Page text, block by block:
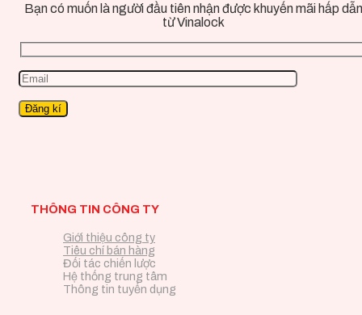
Bạn có muốn là người đầu tiên nhận được khuyến mãi hấp dẫn
từ Vinalock
THÔNG TIN CÔNG TY
Giới thiệu công ty
Tiêu chí bán hàng
Đối tác chiến lược
Hệ thống trung tâm
Thông tin tuyển dụng